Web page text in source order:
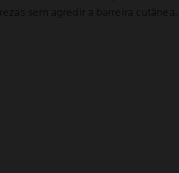
sem agredir a barreira cutânea.